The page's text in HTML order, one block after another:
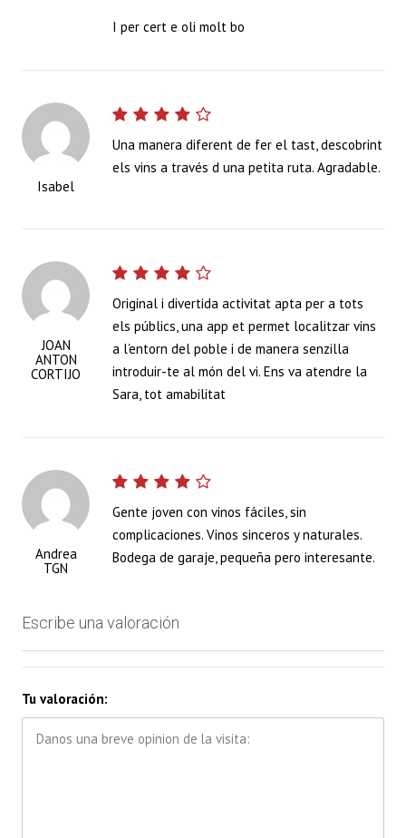
I per cert e oli molt bo
Isabel
Una manera diferent de fer el tast, descobrint
els vins a través d una petita ruta. Agradable.
JOAN
ANTON
CORTIJO
Original i divertida activitat apta per a tots
els públics, una app et permet localitzar vins
a l’entorn del poble i de manera senzilla
introduir-te al món del vi. Ens va atendre la
Sara, tot amabilitat
Andrea
TGN
Gente joven con vinos fáciles, sin
complicaciones. Vinos sinceros y naturales.
Bodega de garaje, pequeña pero interesante.
Escribe una valoración
Tu valoración: